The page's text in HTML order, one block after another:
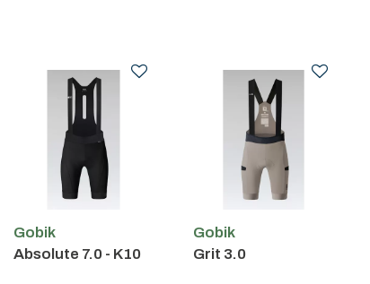
Gobik
Absolute 7.0 - K10
Gobik
Grit 3.0